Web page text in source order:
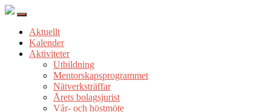
Aktuellt
Kalender
Aktiviteter
Utbildning
Mentorskapsprogrammet
Nätverksträffar
Årets bolagsjurist
Vår- och höstmöte